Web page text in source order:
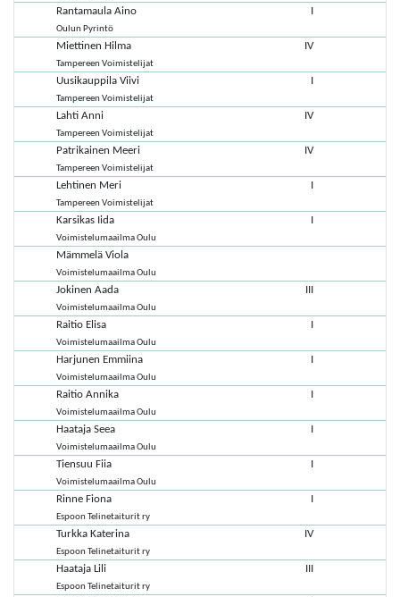
Rantamaula Aino
Oulun Pyrintö
I
Miettinen Hilma
Tampereen Voimistelijat
IV
Uusikauppila Viivi
Tampereen Voimistelijat
I
Lahti Anni
Tampereen Voimistelijat
IV
Patrikainen Meeri
Tampereen Voimistelijat
IV
Lehtinen Meri
Tampereen Voimistelijat
I
Karsikas Iida
Voimistelumaailma Oulu
I
Mämmelä Viola
Voimistelumaailma Oulu
Jokinen Aada
Voimistelumaailma Oulu
III
Raitio Elisa
Voimistelumaailma Oulu
I
Harjunen Emmiina
Voimistelumaailma Oulu
I
Raitio Annika
Voimistelumaailma Oulu
I
Haataja Seea
Voimistelumaailma Oulu
I
Tiensuu Fiia
Voimistelumaailma Oulu
I
Rinne Fiona
Espoon Telinetaiturit ry
I
Turkka Katerina
Espoon Telinetaiturit ry
IV
Haataja Lili
Espoon Telinetaiturit ry
III